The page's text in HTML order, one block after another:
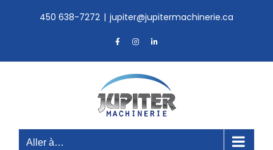
450 638-7272 | jupiter@jupitermachinerie.ca
FacebookInstagramLinkedIn
Aller à…